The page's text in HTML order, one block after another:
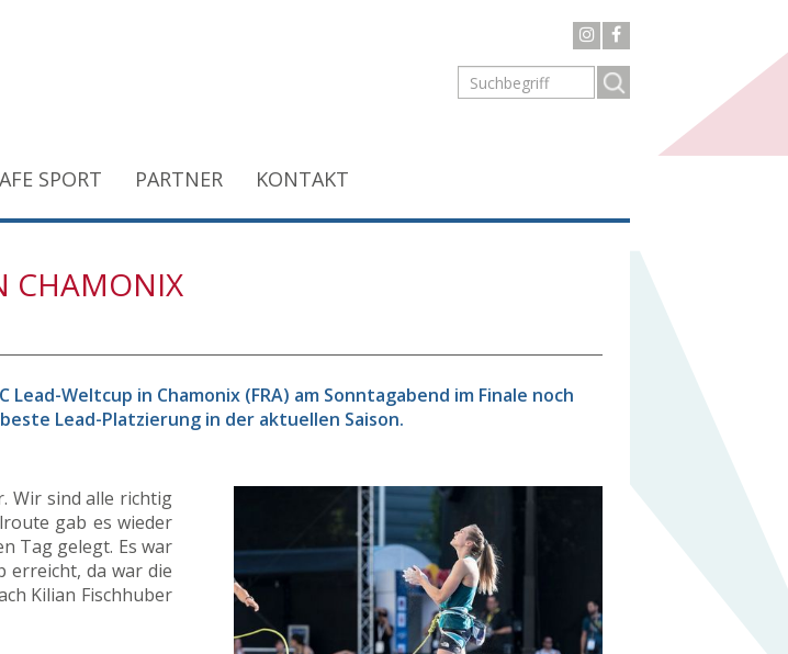
SPORT PARTNER KONTAKT
CHAMONIX
Weltcup in Chamonix (FRA) am Sonntagabend im Finale noch
Lead-Platzierung in der aktuellen Saison.
Wir sind alle richtig
gab es wieder
Tag gelegt. Es war
erreicht, da war die
Kilian Fischhuber